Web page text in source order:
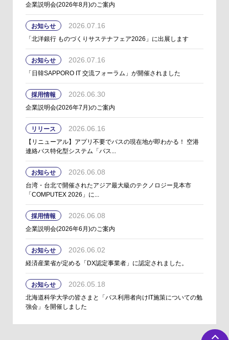
企業説明会(2026年8月)のご案内
お知らせ 2026.07.16
「北洋銀行 ものづくりサステナフェア2026」に出展します
お知らせ 2026.07.16
「日韓SAPPORO IT 交流フォーラム」が開催されました
採用情報 2026.06.30
企業説明会(2026年7月)のご案内
リリース 2026.06.16
【リニューアル】アプリ不要でバスの現在地が即わかる！ 空港
連絡バス特化型システム「バス...
お知らせ 2026.06.08
台湾・台北で開催されたアジア最大級のテクノロジー見本市
「COMPUTEX 2026」に...
採用情報 2026.06.08
企業説明会(2026年6月)のご案内
お知らせ 2026.06.02
経済産業省が定める「DX認定事業者」に認定されました。
お知らせ 2026.05.18
北海道科学大学の皆さまと「バス利用者向けIT施策についての勉
強会」を開催しました